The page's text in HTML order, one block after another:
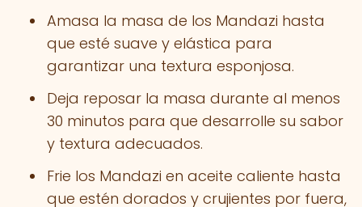
Amasa la masa de los Mandazi hasta
que esté suave y elástica para
garantizar una textura esponjosa.
Deja reposar la masa durante al menos
30 minutos para que desarrolle su sabor
y textura adecuados.
Frie los Mandazi en aceite caliente hasta
que estén dorados y crujientes por fuera,